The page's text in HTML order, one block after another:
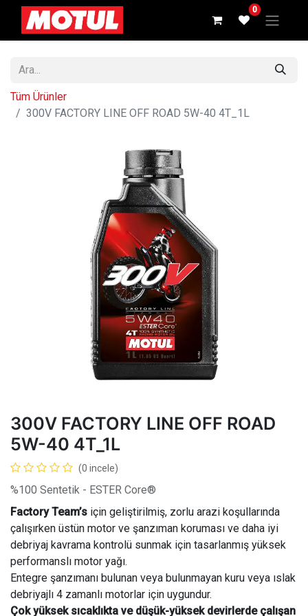
0
Tüm Ürünler
300V FACTORY LINE OFF ROAD 5W-40 4T_1L
300V FACTORY LINE OFF ROAD
5W-40 4T_1L
(0 incele)
%100 Sentetik - ESTER Core®
Factory Team’s için geliştirilmiş, zorlu arazi koşullarında
çalışırken üstün motor ve şanzıman koruması ve daha iyi
debriyaj kavrama kontrolü sunmak için tasarlanmış yüksek
performanslı motor yağı.
Entegre şanzımanı bulunan veya bulunmayan kuru veya ıslak
debriyajlı 4 zamanlı motorlar için uygundur.
Çok yüksek sıcaklıkta ve düşük-yüksek devirlerde çalışan